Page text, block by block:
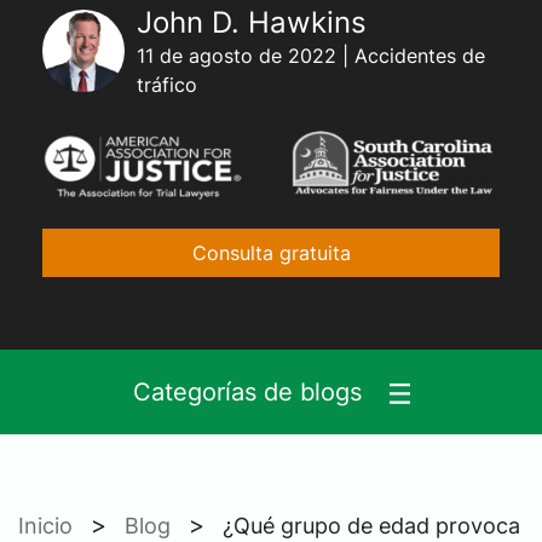
John D. Hawkins
11 de agosto de 2022 | Accidentes de
tráfico
Consulta gratuita
Categorías de blogs
Inicio > Blog >
¿Qué grupo de edad provoca